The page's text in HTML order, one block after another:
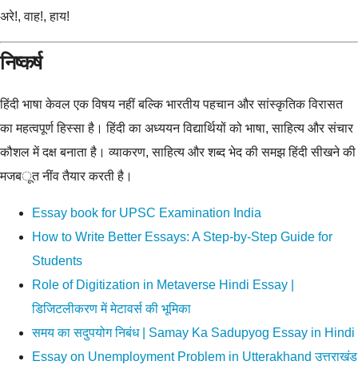
अरे!, वाह!, हाय!
निष्कर्ष
हिंदी भाषा केवल एक विषय नहीं बल्कि भारतीय पहचान और सांस्कृतिक विरासत
का महत्वपूर्ण हिस्सा है। हिंदी का अध्ययन विद्यार्थियों को भाषा, साहित्य और संचार
कौशल में दक्ष बनाता है। व्याकरण, साहित्य और शब्द भेद की समझ हिंदी सीखने की
मजबूत नींव तैयार करती है।
Essay book for UPSC Examination India
How to Write Better Essays: A Step-by-Step Guide for
Students
Role of Digitization in Metaverse Hindi Essay |
डिजिटलीकरण में मेटावर्स की भूमिका
समय का सदुपयोग निबंध | Samay Ka Sadupyog Essay in Hindi
Essay on Unemployment Problem in Utterakhand उत्तराखंड